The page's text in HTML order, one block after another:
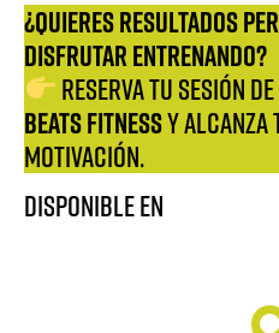
¿Quieres resultados
DISFRUTAR ENTRENANDO?
Reserva tu sesión de
Beats Fitnessy alcanza
motivación.
DISPONIBLE EN